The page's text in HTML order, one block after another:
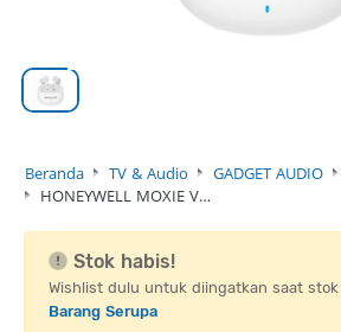
Beranda TV & Audio GADGET AUDIO
HONEYWELL MOXIE V…
Stok habis!
Wishlist dulu untuk diingatkan saat
Barang Serupa